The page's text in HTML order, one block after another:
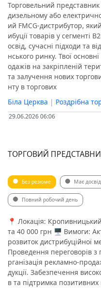
Торговельний
дизельному або
ий FMCG-дистрибутор,
ибуції товарів у
освід, сучасні підходи та
нського ринку. Твої
одажів на закріпленій
та залучення нових
нту в торгових
Біла Церква | Роздрібна
29.06.2026 06:06
ТОРГОВИЙ
Без резюме Має досвід
Повний робочий день
📍 Локація:
та 40 000 грн 🖥 Вимоги:
розвиток дистрибуційної
Проведення переговорів
рганізація рекламно-
дукції. Забезпечення
в та підтримка